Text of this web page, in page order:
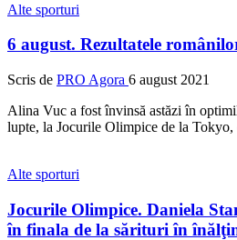
Alte sporturi
6 august. Rezultatele
Scris de PRO Agora 6 august 2021
Alina Vuc a fost învinsă astăzi în
lupte, la Jocurile Olimpice de la Tokyo,
Alte sporturi
Jocurile Olimpice. Daniela
în finala de la sărituri în